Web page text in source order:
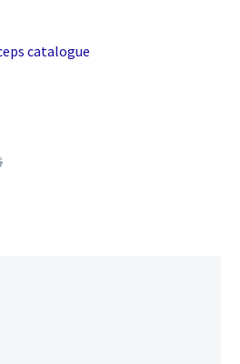
catalogue